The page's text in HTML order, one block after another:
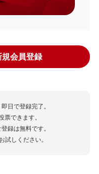
規会員登録
日で登録完了。
票できます。
録は無料です。
試しください。